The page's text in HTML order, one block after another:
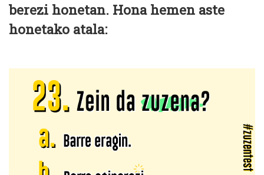
berezi honetan. Hona hemen aste
honetako atala: